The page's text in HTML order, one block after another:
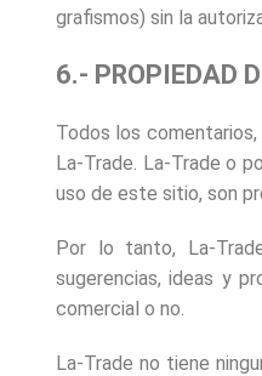
grafismos) sin la
6.- PROPIEDAD
Todos los
La-Trade. La-Trade o
uso de este sitio, son
Por lo tanto, La-
sugerencias, ideas y
comercial o no.
La-Trade no tiene